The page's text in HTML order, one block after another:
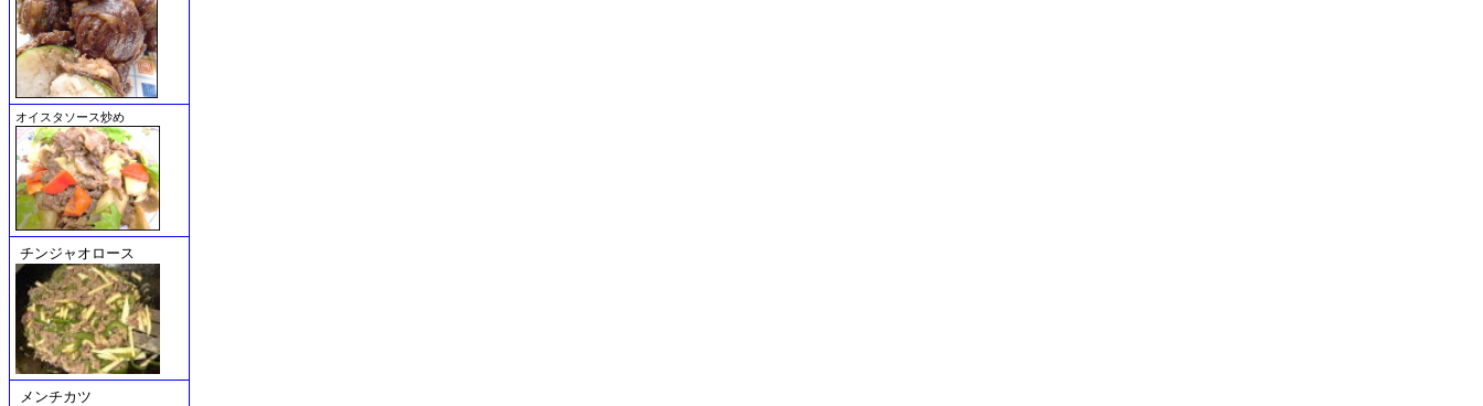
オイスタソース炒め
チンジャオロース
メンチカツ